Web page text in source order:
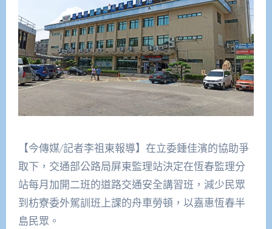
【今傳媒/記者李祖東報導】在立委鍾佳濱的協助爭
取下，交通部公路局屏東監理站決定在恆春監理分
站每月加開二班的道路交通安全講習班，減少民眾
到枋寮委外駕訓班上課的舟車勞頓，以嘉惠恆春半
島民眾。